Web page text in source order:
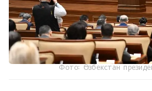
Фото: Өзбекстан